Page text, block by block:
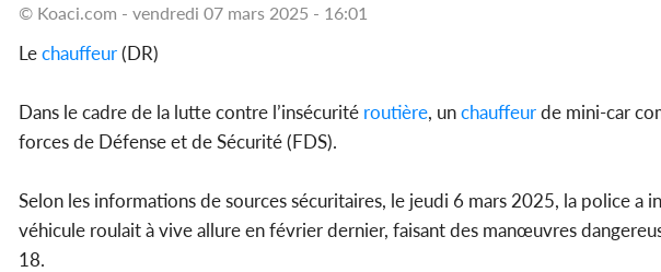
© Koaci.com - vendredi 07 mars 2025 - 16:01
Lechauffeur(DR)
Dans le cadre de la lutte contre l’insécurité routière, unchauffeurde mini-car
forces de Défense et de Sécurité (FDS).
Selon les informations de sources sécuritaires, le jeudi 6 mars 2025, la police a
véhicule roulait à vive allure en février dernier, faisant des manœuvres
18.